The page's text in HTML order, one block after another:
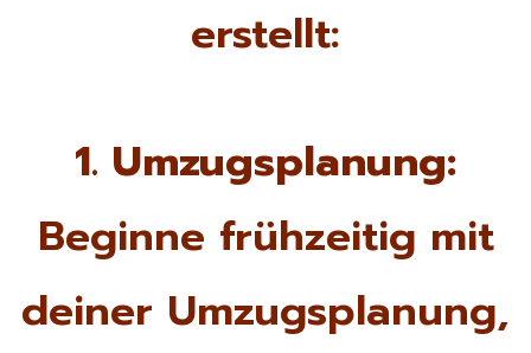
erstellt:
1. Umzugsplanung:
Beginne frühzeitig mit
deiner Umzugsplanung,